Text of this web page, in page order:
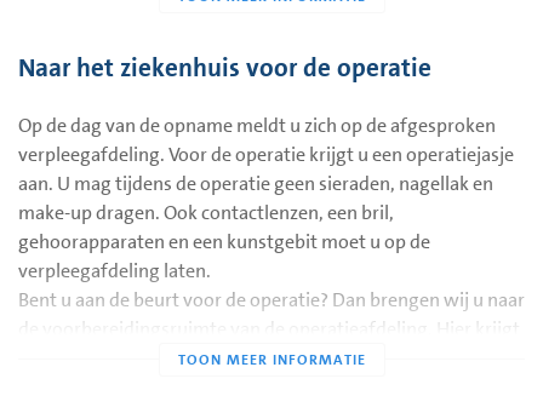
Het is belangrijk dat u voor uw opname nuchter naar het
ziekenhuis komt. Nuchter betekent dat u niet mag eten en
weinig mag drinken. U leest hier meer informatie over de
nuchterheidscriteria.
Uw medicijnen innemen
De anesthesioloog bespreekt met u welke medicijnen u mag
innemen op de dag van de operatie. Een anesthesioloog is
u bloedverdunners? U hoort van uw arts of u hiermee moet
Naar het ziekenhuis voor de operatie
Op de dag van de opname meldt u zich op de afgesproken
verpleegafdeling. Voor de operatie krijgt u een operatiejasje
aan. U mag tijdens de operatie geen sieraden, nagellak en
make-up dragen. Ook contactlenzen, een bril,
gehoorapparaten en een kunstgebit moet u op de
verpleegafdeling laten.
Bent u aan de beurt voor de operatie? Dan brengen wij u naar
de voorbereidingsruimte van de operatieafdeling. Hier krijgt
u een infuus in uw hand of arm. Hierdoor krijgt u medicijnen